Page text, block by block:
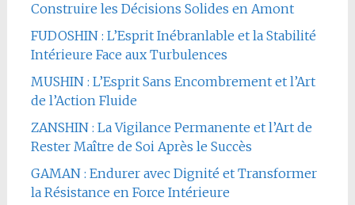
Construire les Décisions Solides en Amont
FUDOSHIN : L’Esprit Inébranlable et la Stabilité
Intérieure Face aux Turbulences
MUSHIN : L’Esprit Sans Encombrement et l’Art
de l’Action Fluide
ZANSHIN : La Vigilance Permanente et l’Art de
Rester Maître de Soi Après le Succès
GAMAN : Endurer avec Dignité et Transformer
la Résistance en Force Intérieure